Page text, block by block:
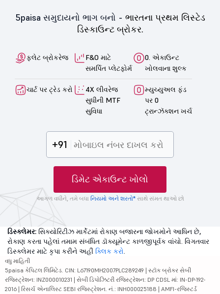
5paisa સમુદાયનો ભાગ બનો - ભારતના પ્રથમ લિસ્ટેડ
ડિસ્કાઉન્ટ બ્રોકર.
ફ્લેટ બ્રોકરેજ
F&O માટે
સમર્પિત પ્લેટફોર્મ
0. એકાઉન્ટ
ખોલવાના શુલ્ક
ચાર્ટ પર ટ્રેડ કરો
4X લીવરેજ
સુધીની MTF
સુવિધા
મ્યુચ્યુઅલ ફંડ
પર 0
ટ્રાન્ઝૅક્શન ખર્ચ
+91
ડિમેટ એકાઉન્ટ ખોલો
આગળ વધીને, તમે બધા નિયમો અને શરતો*સાથે સંમત થાઓ છો
ડિસ્ક્લેમર: સિક્યોરિટીઝ માર્કેટમાં રોકાણ બજારના જોખમોને આધિન છે,
રોકાણ કરતા પહેલાં તમામ સંબંધિત ડૉક્યૂમેન્ટ કાળજીપૂર્વક વાંચો. વિગતવાર
ડિસ્ક્લેમર માટે કૃપા કરીને અહીં ક્લિક કરો.
વધુ માહિતી
5paisa કેપિટલ લિમિટેડ. CIN: L67190MH2007PLC289249 | સ્ટૉક બ્રોકર સેબી
રજિસ્ટ્રેશન: INZ000010231 | સેબી ડિપોઝિટરી રજિસ્ટ્રેશન: DP CDSL માં: IN-DP-192-
2016 | રિસર્ચ એનાલિસ્ટ SEBI રજિસ્ટ્રેશન. નં.: INH000025188 | AMFI-રજિસ્ટર્ડ